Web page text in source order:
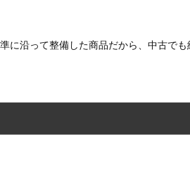
に沿って整備した商品だから、中古で